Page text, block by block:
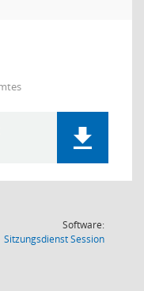
Software:
SitzungsdienstSession(Wird in